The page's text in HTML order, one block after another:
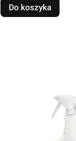
Do koszyka